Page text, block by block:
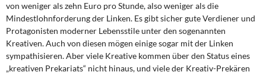
von weniger als zehn Euro pro Stunde, also weniger als die
Mindestlohnforderung der Linken. Es gibt sicher gute Verdiener und
Protagonisten moderner Lebensstile unter den sogenannten
Kreativen. Auch von diesen mögen einige sogar mit der Linken
sympathisieren. Aber viele Kreative kommen über den Status eines
„kreativen Prekariats“ nicht hinaus, und viele der Kreativ-Prekären